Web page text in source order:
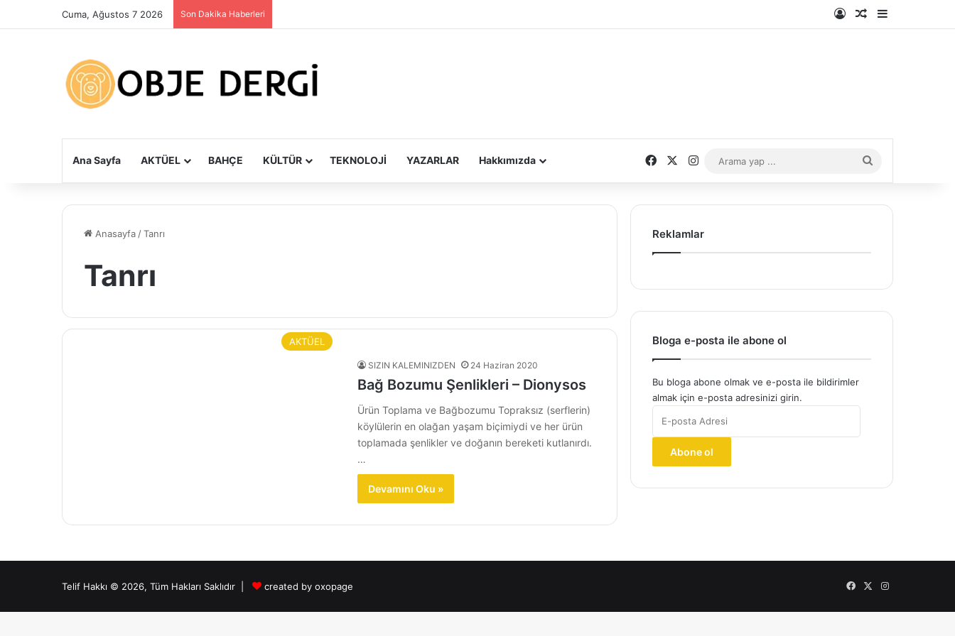
Cuma, Ağustos 7 2026 Son Dakika Haberleri Kayıt OlRastgele Makale
Kenar
Ana Sayfa AKTÜEL BAHÇE KÜLTÜR TEKNOLOJİ YAZARLAR Hakkımızda FacebookInstagram
yap
Anasayfa /Tanrı
Tanrı
AKTÜEL
SIZIN KALEMINIZDEN 24 Haziran 2020
Bağ Bozumu Şenlikleri – Dionysos
Ürün Toplama ve Bağbozumu Topraksız (serflerin)
köylülerin en olağan yaşam biçimiydi ve her ürün
toplamada şenlikler ve doğanın bereketi kutlanırdı.
…
Devamını Oku »
Reklamlar
Bloga e-posta ile abone ol
Bu bloga abone olmak ve e-posta ile bildirimler
almak için e-posta adresinizi girin.
posta
Abone ol
Telif Hakkı © 2026, Tüm Hakları Saklıdır | created by oxopage Facebook
X Instagram